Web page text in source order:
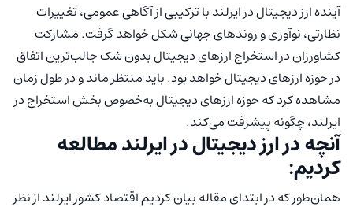
آینده ارز دیجیتال در ایرلند با ترکیبی از آگاهی عمومی، تغییرات
نظارتی، نوآوری و روندهای جهانی شکل خواهد گرفت. مشارکت
کشاورزان در استخراج ارزهای دیجیتال بدون شک جالب‌ترین اتفاق
در حوزه ارزهای دیجیتال خواهد بود. باید منتظر ماند و در طول زمان
مشاهده کرد که حوزه ارزهای دیجیتال به‌خصوص بخش استخراج در
ایرلند، چگونه پیشرفت می‌‎کند.
آنچه در ارز دیجیتال در ایرلند مطالعه
کردیم:
همان‌طور که در ابتدای مقاله بیان کردیم اقتصاد کشور ایرلند از نظر